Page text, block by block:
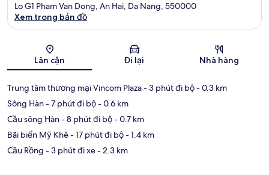
Bản đồ
Lo G1 Pham Van Dong, An Hai, Da Nang, 550000
Xem trong bản đồ
Lân cận Đi lại Nhà hàng
Trung tâm thương mại Vincom Plaza- 3 phút đi bộ- 0.3 km
Sông Hàn- 7 phút đi bộ- 0.6 km
Cầu sông Hàn- 8 phút đi bộ- 0.7 km
Bãi biển Mỹ Khê- 17 phút đi bộ- 1.4 km
Cầu Rồng - 3 phút đi xe- 2.3 km